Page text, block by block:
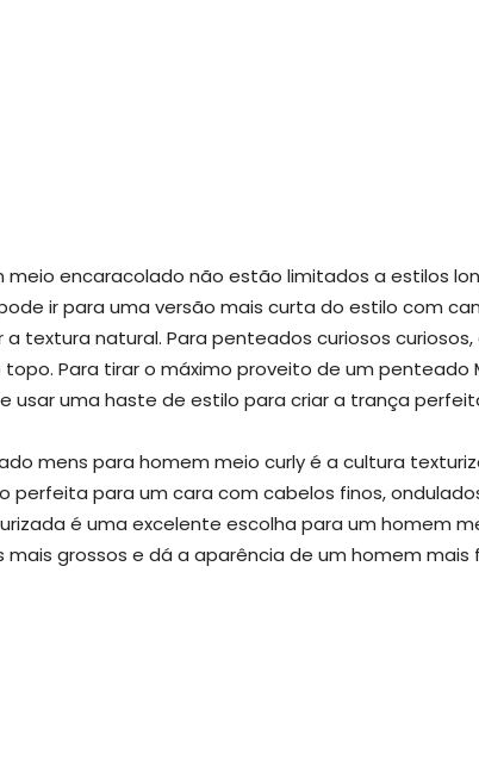
encaracolado não estão limitados a estilos
ir para uma versão mais curta do estilo com
textura natural. Para penteados curiosos curiosos,
Para tirar o máximo proveito de um penteado
usar uma haste de estilo para criar a trança
mens para homem meio curly é a cultura
perfeita para um cara com cabelos finos,
é uma excelente escolha para um homem
mais grossos e dá a aparência de um homem mais